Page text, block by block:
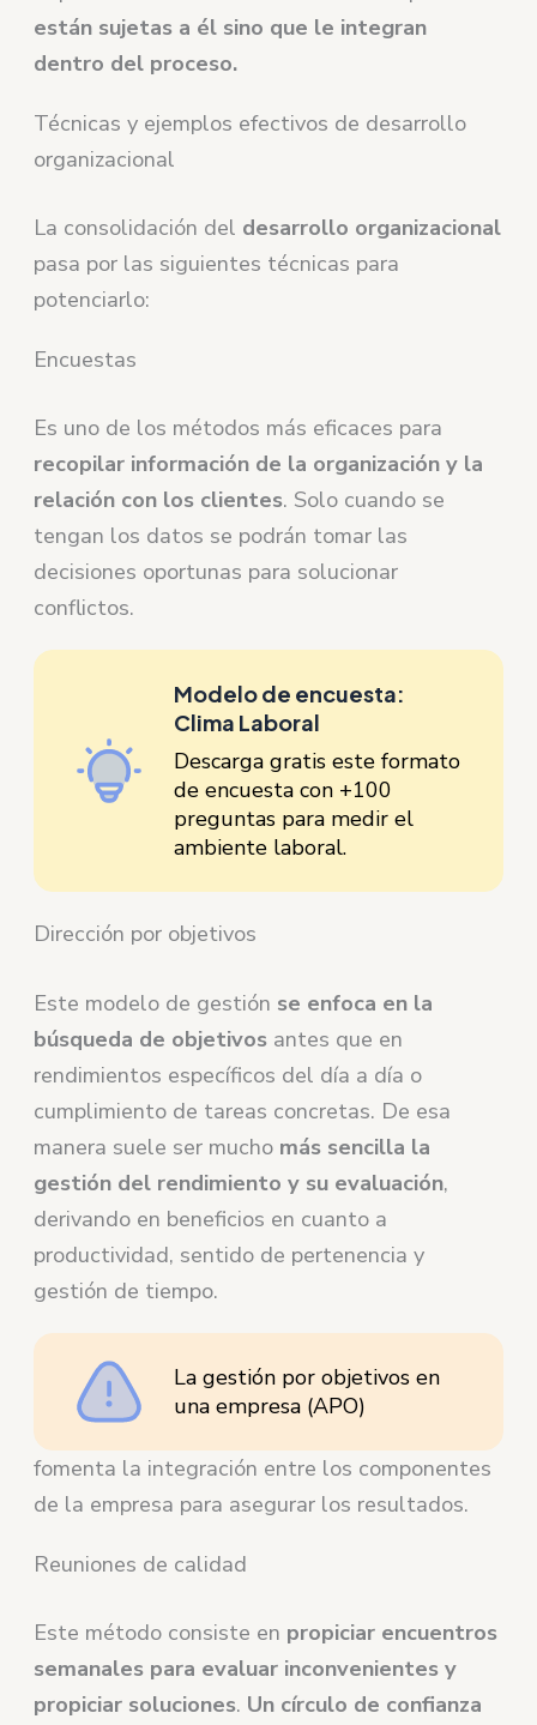
están sujetas a él sino que le integran
dentro del proceso.
Técnicas y ejemplos efectivos de desarrollo
organizacional
La consolidación del desarrollo organizacional
pasa por las siguientes técnicas para
potenciarlo:
Encuestas
Es uno de los métodos más eficaces para
recopilar información de la organización y la
relación con los clientes. Solo cuando se
tengan los datos se podrán tomar las
decisiones oportunas para solucionar
conflictos.
Modelo de encuesta:
Clima Laboral
Descarga gratis este formato
de encuesta con +100
preguntas para medir el
ambiente laboral.
Dirección por objetivos
Este modelo de gestión se enfoca en la
búsqueda de objetivos antes que en
rendimientos específicos del día a día o
cumplimiento de tareas concretas. De esa
manera suele ser mucho más sencilla la
gestión del rendimiento y su evaluación,
derivando en beneficios en cuanto a
productividad, sentido de pertenencia y
gestión de tiempo.
La gestión por objetivos en
una empresa (APO)
fomenta la integración entre los componentes
de la empresa para asegurar los resultados.
Reuniones de calidad
Este método consiste en propiciar encuentros
semanales para evaluar inconvenientes y
propiciar soluciones. Un círculo de confianza